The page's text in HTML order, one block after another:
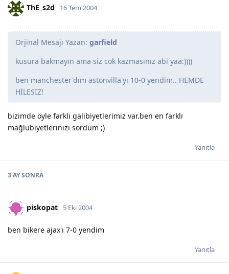
ThE_s2d 16 Tem 2004
Orjinal Mesajı Yazan: garfield
kusura bakmayın ama siz cok kazmasınız abi yaa:))))
ben manchester'dım astonvilla'yı 10-0 yendim.. HEMDE
HİLESİZ!
bizimde öyle farklı galibiyetlerimiz var.ben en farklı
mağlubiyetlerinizi sordum ;)
Yanıtla
3 AYSONRA
piskopat 5 Eki 2004
ben bikere ajax'ı 7-0 yendim
Yanıtla